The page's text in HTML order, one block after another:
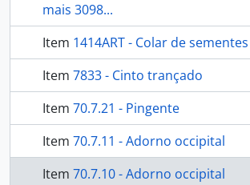
mais 3098...
Item 1414ART - Colar de sementes
Item 7833 - Cinto trançado
Item 70.7.21 - Pingente
Item 70.7.11 - Adorno occipital
Item 70.7.10 - Adorno occipital